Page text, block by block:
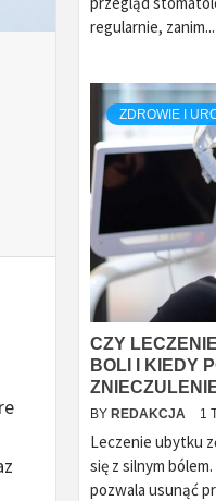
regularnie, zanim...
ZDROWIE I
CZY
BOLI I KIEDY
BY REDAKCJA 1
Leczenie ubytku
się z silnym
pozwala usunąć